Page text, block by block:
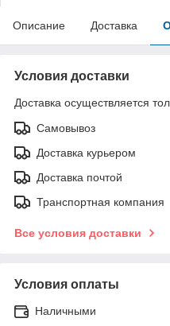
Описание Доставка
Условия доставки
Доставка осуществляется
Самовывоз
Доставка курьером
Доставка почтой
Транспортная компания
Все условия доставки
Условия оплаты
Наличными